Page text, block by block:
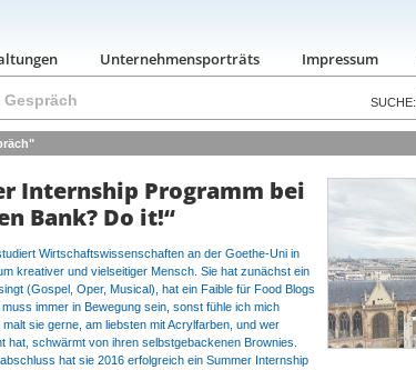
Unternehmensporträts Impressum
SUCHE:
Gespräch
Internship Programm bei
Bank? Do it!“
Wirtschaftswissenschaften an der Goethe-Uni in
kreativer und vielseitiger Mensch. Sie hat zunächst ein
(Gospel, Oper, Musical), hat ein Faible für Food Blogs
immer in Bewegung sein, sonst fühle ich mich
sie gerne, am liebsten mit Acrylfarben, und wer
hat, schwärmt von ihren selbstgebackenen Brownies.
hat sie 2016 erfolgreich ein Summer Internship